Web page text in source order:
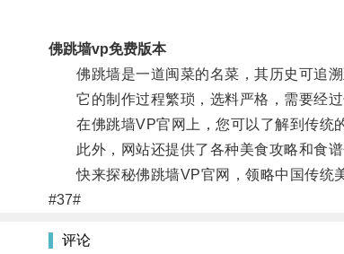
佛跳墙vp免费版本
佛跳墙是一道闽菜的名菜，其历史可追溯
它的制作过程繁琐，选料严格，需要经过
在佛跳墙VP官网上，您可以了解到传统的
此外，网站还提供了各种美食攻略和食谱
快来探秘佛跳墙VP官网，领略中国传统美
#37#
评论